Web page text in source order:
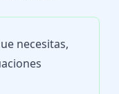
necesitas,